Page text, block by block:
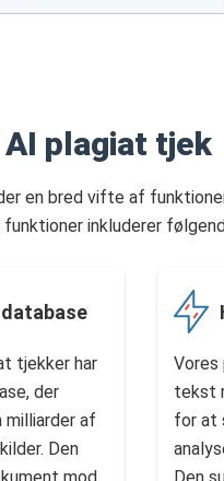
plagiat tjek
en bred vifte af
inkluderer
tjekker har
der
milliarder af
Den
Vores
tekst
for at